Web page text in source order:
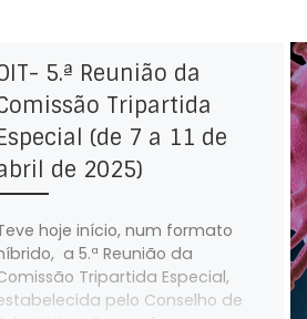
5.ª Reunião da
Tripartida
(de 7 a 11 de
de 2025)
hoje início, num formato
a 5.ª Reunião da
Tripartida Especial,
pelo Conselho de